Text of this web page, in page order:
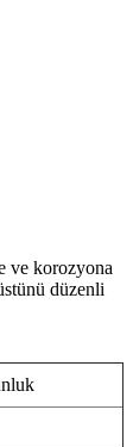
ve korozyona
düzenli